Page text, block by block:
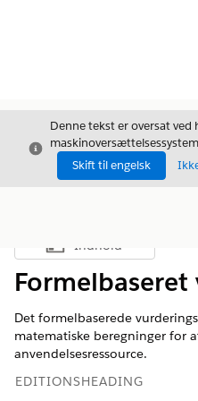
Luk
Denne tekst er oversat ved
Skift til engelsk
Vis
Indhold
Det formelbaserede
matematiske beregninger for
anvendelsesressource.
EDITIONSHEADING